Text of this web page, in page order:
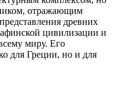
отражающим
древних
цивилизации и
миру. Его
для Греции, но и для